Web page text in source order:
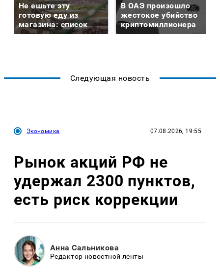
Не ешьте эту
готовую еду из
магазина: список
В ОАЭ произошло
жестокое убийство
криптомиллионера
Следующая новость
Экономика 07.08.2026, 19:55
Рынок акций РФ не
удержал 2300 пунктов,
есть риск коррекции
Анна Сальникова
Редактор новостной ленты